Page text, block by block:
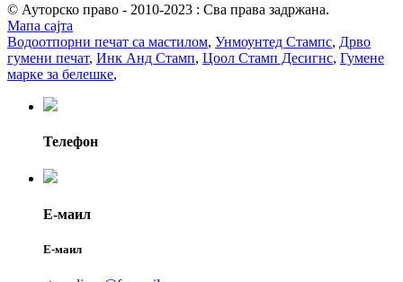
© Ауторско право - 2010-2023 : Сва права задржана.
Мапа сајта
Водоотпорни печат са мастилом, Унмоунтед Стампс, Дрво
гумени печат, Инк Анд Стамп, Цоол Стамп Десигнс, Гумене
марке за белешке,
Телефон
Е-маил
Е-маил